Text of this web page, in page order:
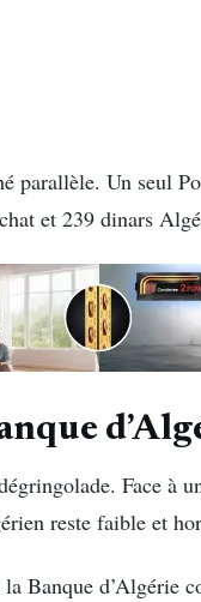
parallèle. Un seul
et 239 dinars
Face à
reste faible et
Banque d’Algérie